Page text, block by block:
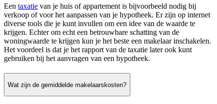
Een taxatie van je huis of appartement is bijvoorbeeld nodig bij
verkoop of voor het aanpassen van je hypotheek. Er zijn op internet
diverse tools die je kunt invullen om een idee van de waarde te
krijgen. Echter om echt een betrouwbare schatting van de
woningwaarde te krijgen kun je het beste een makelaar inschakelen.
Het voordeel is dat je het rapport van de taxatie later ook kunt
gebruiken bij het aanvragen van een hypotheek.
Wat zijn de gemiddelde makelaarskosten?